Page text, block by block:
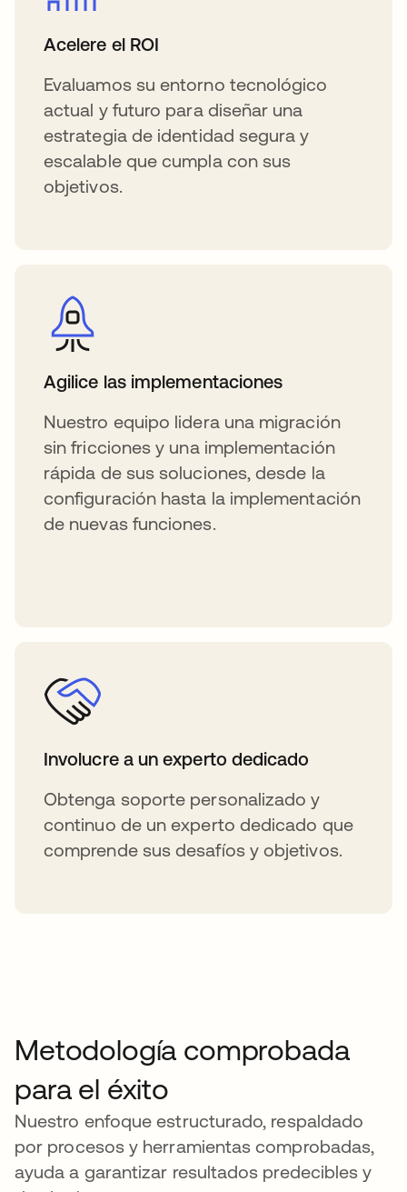
Acelere el ROI
Evaluamos su entorno tecnológico
actual y futuro para diseñar una
estrategia de identidad segura y
escalable que cumpla con sus
objetivos.
Agilice las implementaciones
Nuestro equipo lidera una migración
sin fricciones y una implementación
rápida de sus soluciones, desde la
configuración hasta la implementación
de nuevas funciones.
Involucre a un experto dedicado
Obtenga soporte personalizado y
continuo de un experto dedicado que
comprende sus desafíos y objetivos.
Metodología comprobada
para el éxito
Nuestro enfoque estructurado, respaldado
por procesos y herramientas comprobadas,
ayuda a garantizar resultados predecibles y